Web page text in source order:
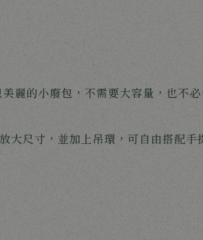
麗的小廢包，不需要大容量，也不
尺寸，並加上吊環，可自由搭配手